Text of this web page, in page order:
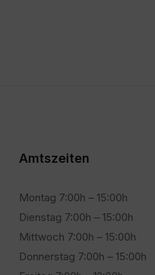
Amtszeiten
Montag 7:00h – 15:00h
Dienstag 7:00h – 15:00h
Mittwoch 7:00h – 15:00h
Donnerstag 7:00h – 15:00h